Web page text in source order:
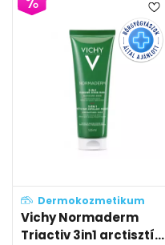
Dermokozmetikum
Vichy Normaderm
Triactiv 3in1 arctisztí...